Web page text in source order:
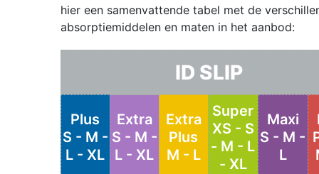
hier een samenvattende tabel met de
absorptiemiddelen en maten in het aanbod:
ID SLIP
Plus
S - M -
L - XL
Extra
S - M -
L - XL
Extra
Plus
M - L
Super
XS - S
- M - L
- XL
Maxi
S - M -
L